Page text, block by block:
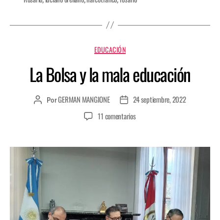
EDUCACIÓN
La Bolsa y la mala educación
PorGERMAN MANGIONE
24 septiembre, 2022
11 comentarios